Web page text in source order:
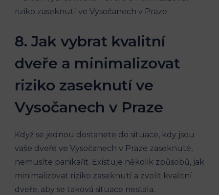
8. Jak vybrat kvalitní
dveře a minimalizovat
riziko zaseknutí ve
Vysočanech v Praze
Když se jednou dostanete do situace, kdy jsou
vaše dveře ve Vysočanech v Praze zaseknuté,
nemusíte panikařit. Existuje několik způsobů, jak
minimalizovat riziko zaseknutí a zvolit kvalitní
dveře, aby se taková situace nestala.